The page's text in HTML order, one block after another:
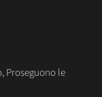
Proseguono le